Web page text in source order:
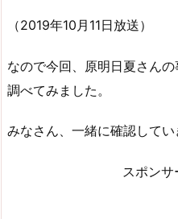
（2019年10月11日放送）
なので今回、原明日夏さん
調べてみました。
みなさん、一緒に確認してい
スポンサ